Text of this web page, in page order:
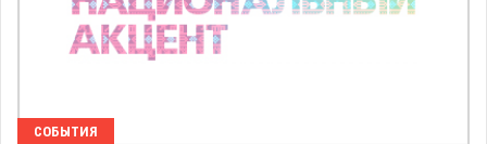
СОБЫТИЯ